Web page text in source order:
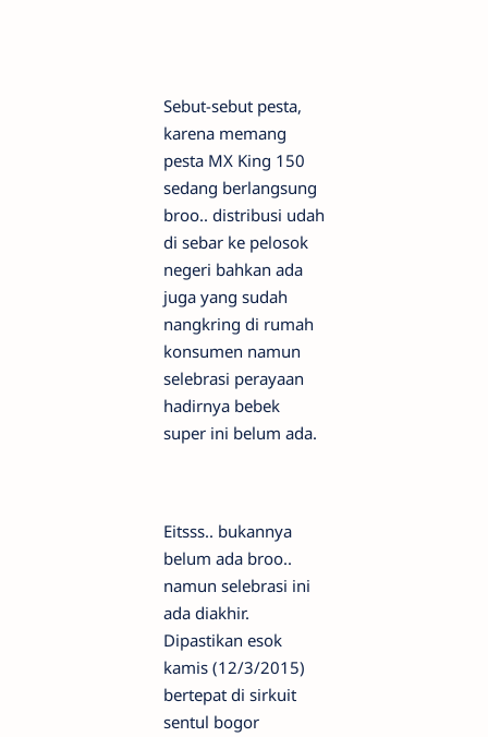
Sebut-sebut pesta,
karena memang
pesta MX King 150
sedang berlangsung
broo.. distribusi udah
di sebar ke pelosok
negeri bahkan ada
juga yang sudah
nangkring di rumah
konsumen namun
selebrasi perayaan
hadirnya bebek
super ini belum ada.
Eitsss.. bukannya
belum ada broo..
namun selebrasi ini
ada diakhir.
Dipastikan esok
kamis (12/3/2015)
bertepat di sirkuit
sentul bogor